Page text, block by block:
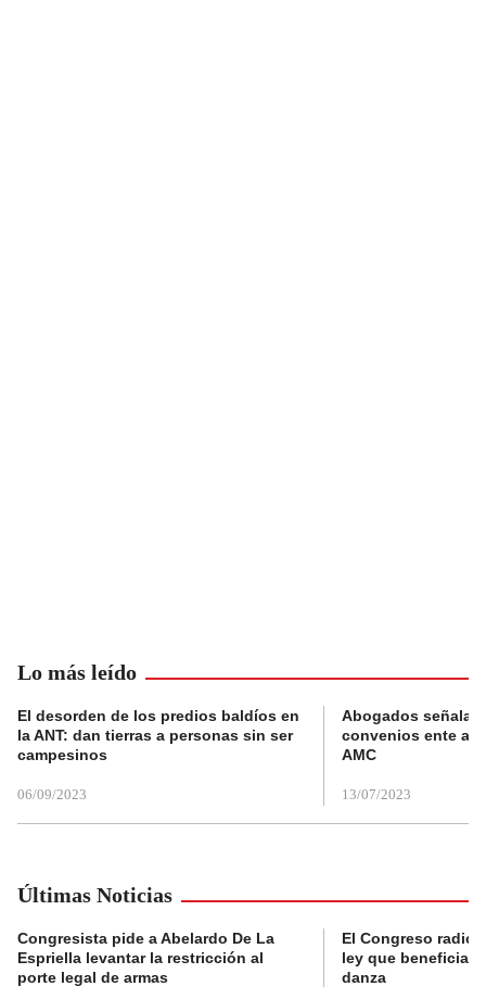
Lo más leído
El desorden de los predios baldíos en
la ANT: dan tierras a personas sin ser
campesinos
06/09/2023
Abogados
convenios ente
AMC
13/07/2023
Últimas Noticias
Congresista pide a Abelardo De La
Espriella levantar la restricción al
porte legal de armas
El Congreso
ley que beneficia
danza